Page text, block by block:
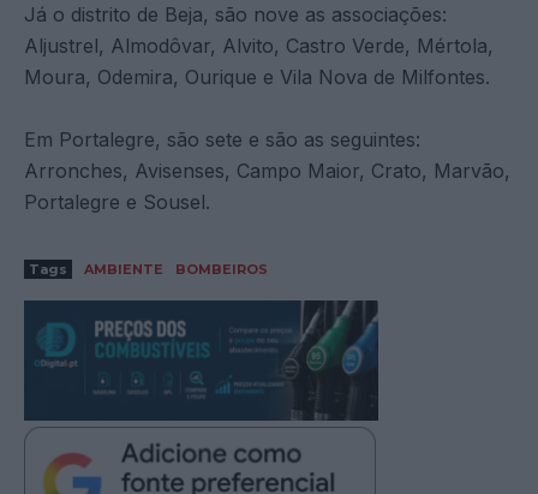
Já o distrito de Beja, são nove as associações:
Aljustrel, Almodôvar, Alvito, Castro Verde, Mértola,
Moura, Odemira, Ourique e Vila Nova de Milfontes.
Em Portalegre, são sete e são as seguintes:
Arronches, Avisenses, Campo Maior, Crato, Marvão,
Portalegre e Sousel.
Tags AMBIENTE BOMBEIROS